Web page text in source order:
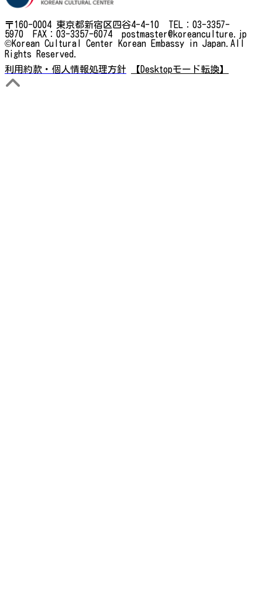
〒160-0004 東京都新宿区四谷4-4-10 TEL：03-3357-
5970 FAX：03-3357-6074 postmaster@koreanculture.jp
©Korean Cultural Center Korean Embassy in Japan.All
Rights Reserved.
利用約款・個人情報処理方針
【Desktopモード転換】